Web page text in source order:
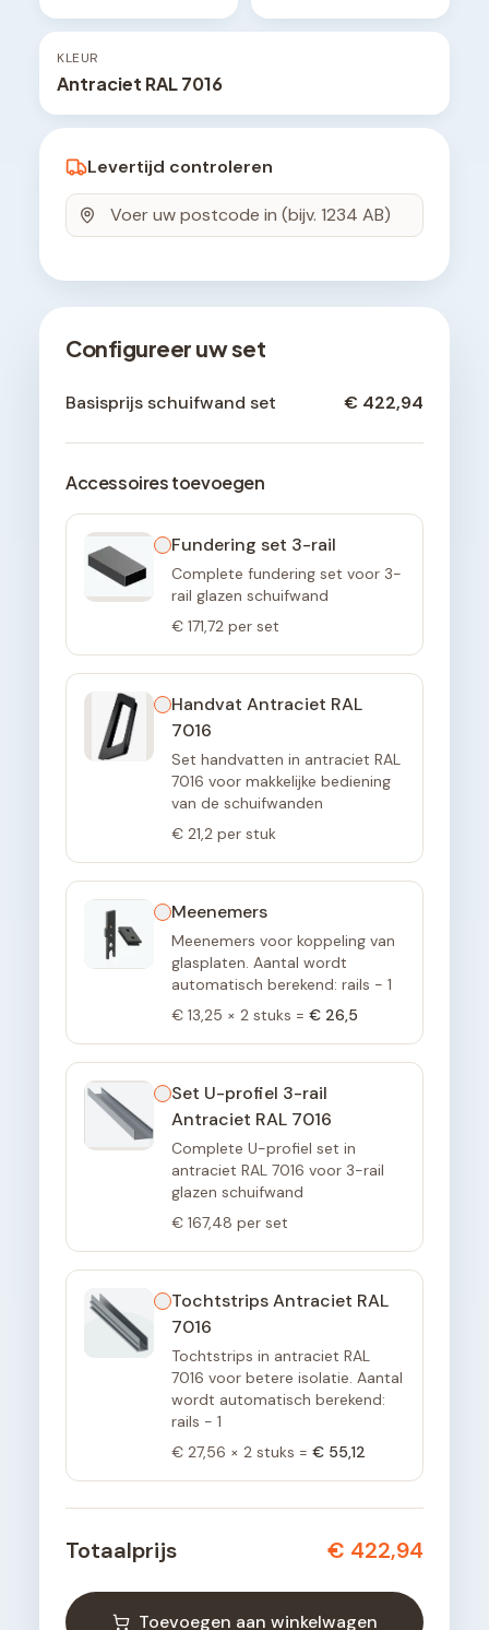
KLEUR
Antraciet RAL 7016
Levertijd controleren
Configureer uw set
Basisprijs schuifwand set € 422,94
Accessoires toevoegen
Fundering set 3-rail
Complete fundering set voor 3-
rail glazen schuifwand
€ 171,72 per set
Handvat Antraciet RAL
7016
Set handvatten in antraciet RAL
7016 voor makkelijke bediening
van de schuifwanden
€ 21,2 per stuk
Meenemers
Meenemers voor koppeling van
glasplaten. Aantal wordt
automatisch berekend: rails - 1
€ 13,25 × 2 stuks = € 26,5
Set U-profiel 3-rail
Antraciet RAL 7016
Complete U-profiel set in
antraciet RAL 7016 voor 3-rail
glazen schuifwand
€ 167,48 per set
Tochtstrips Antraciet RAL
7016
Tochtstrips in antraciet RAL
7016 voor betere isolatie. Aantal
wordt automatisch berekend:
rails - 1
€ 27,56 × 2 stuks = € 55,12
Totaalprijs € 422,94
Toevoegen aan winkelwagen